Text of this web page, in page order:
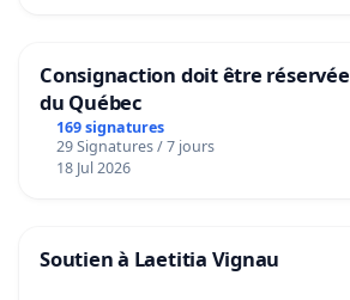
Consignaction doit être
du Québec
169 signatures
29 Signatures / 7 jours
18 Jul 2026
Soutien à Laetitia Vignau